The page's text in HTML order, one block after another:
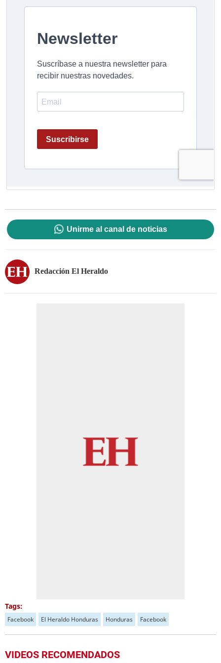
Unirme al canal de noticias
Redacción El Heraldo
Tags:
Facebook El Heraldo Honduras Honduras Facebook
VIDEOS RECOMENDADOS